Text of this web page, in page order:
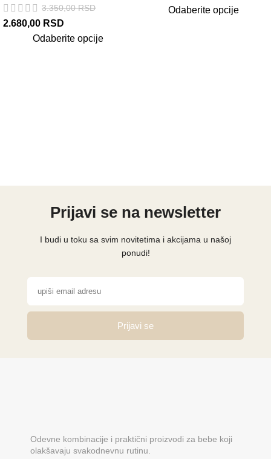
3.350,00RSD
2.680,00 RSD
Odaberite opcije
Odaberite opcije
Prijavi se na newsletter
I budi u toku sa svim novitetima i akcijama u našoj
ponudi!
Prijavi se
Odevne kombinacije i praktični proizvodi za bebe koji
olakšavaju svakodnevnu rutinu.